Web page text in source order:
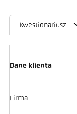
Kwestionariusz
Dane klienta
Firma